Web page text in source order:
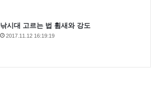
낚시대 고르는 법 휨새와 강도
2017.11.12 16:19:19